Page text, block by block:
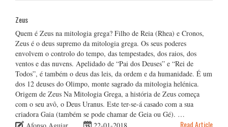
Zeus
Quem é Zeus na mitologia grega? Filho de Reia (Rhea) e Cronos,
Zeus é o deus supremo da mitologia grega. Os seus poderes
envolvem o controlo do tempo, das tempestades, dos raios, dos
ventos e das nuvens. Apelidado de “Pai dos Deuses” e “Rei de
Todos”, é também o deus das leis, da ordem e da humanidade. É um
dos 12 deuses do Olimpo, monte sagrado da mitologia helénica.
Origem de Zeus Na Mitologia Grega, a história de Zeus começa
com o seu avô, o Deus Uranus. Este ter-se-á casado com a sua
criadora Gaia (também se pode chamar de Geia ou Gé). …
Read Article